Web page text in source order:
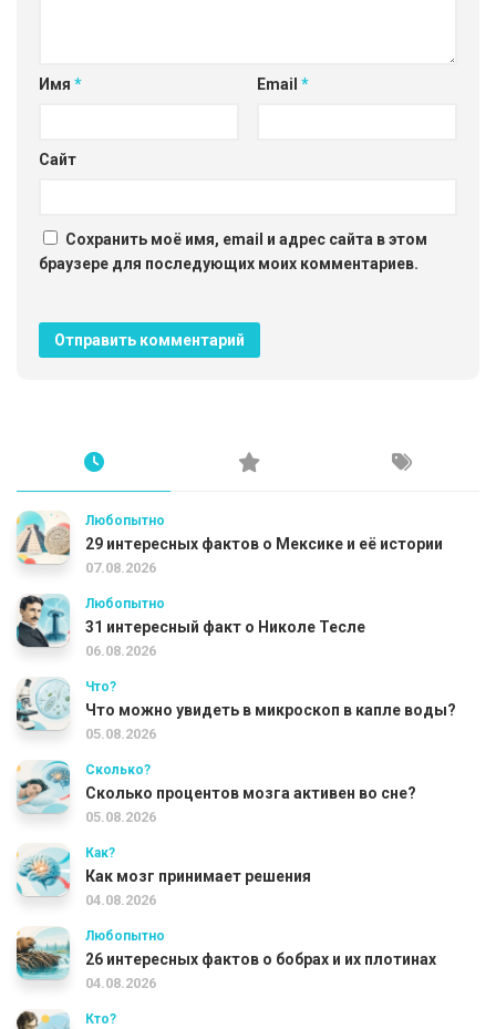
Имя * Email *
Сайт
Сохранить моё имя, email и адрес сайта в этом
браузере для последующих моих комментариев.
Любопытно
29 интересных фактов о Мексике и её истории
07.08.2026
Любопытно
31 интересный факт о Николе Тесле
06.08.2026
Что?
Что можно увидеть в микроскоп в капле воды?
05.08.2026
Сколько?
Сколько процентов мозга активен во сне?
05.08.2026
Как?
Как мозг принимает решения
04.08.2026
Любопытно
26 интересных фактов о бобрах и их плотинах
04.08.2026
Кто?